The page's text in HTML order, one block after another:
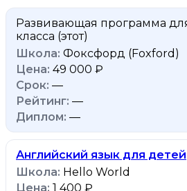
Развивающая программа
класса (этот)
Фоксфорд (Foxford)
49 000 ₽
—
—
—
Английский язык для детей
Hello World
1 400 ₽